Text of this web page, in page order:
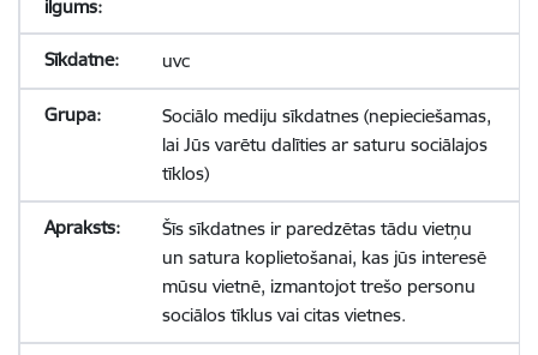
uvc
Sociālo mediju sīkdatnes (nepieciešamas,
lai Jūs varētu dalīties ar saturu sociālajos
tīklos)
Šīs sīkdatnes ir paredzētas tādu vietņu
un satura koplietošanai, kas jūs interesē
mūsu vietnē, izmantojot trešo personu
sociālos tīklus vai citas vietnes.